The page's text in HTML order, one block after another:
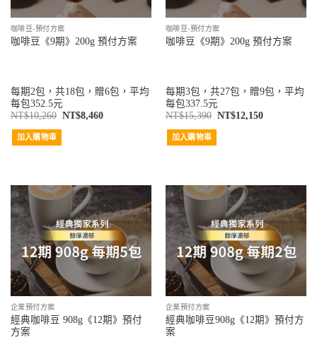
咖啡豆-預付方案
咖啡豆《9期》200g 預付方案
每期2包，共18包，贈6包，平均
每包352.5元
NT$10,260 NT$8,460
加入購物車
咖啡豆-預付方案
咖啡豆《9期》200g 預付方案
每期3包，共27包，贈9包，平均
每包337.5元
NT$15,390 NT$12,150
加入購物車
企業預付方案
經典咖啡豆 908g《12期》預付
方案
企業預付方案
經典咖啡豆908g《12期》預付方
案